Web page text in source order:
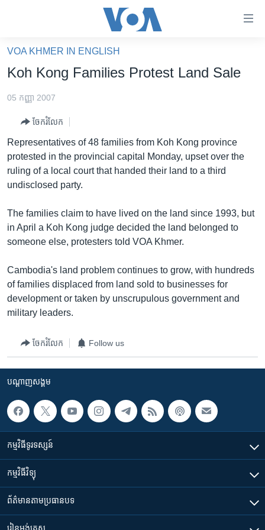
គេហទំព័រ​
ទាក់ទង
និង​
ទំព័រ​
ព័ត៌មាន​​
តែ​
ម្តង
និង​
ចូល​
ទៅ​
រចនា
សម្ព័ន្ធ​
រំលង​
និង​
ស្វែង​
អាមេរិក
ចិន
ហេឡូវីអូអេ
កម្ពុជាច្នៃប្រតិដ្ឋ
ព្រឹត្តិការណ៍ព័ត៌មាន
ទូរទស្សន៍ / វីដេអូ​
វិទ្យុ / ផតខាសថ៍
Khmer English
បណ្តាញ​សង្គម
VOA KHMER IN ENGLISH
Koh Kong Families Protest Land Sale
05 កញ្ញា 2007
ចែករំលែក
Representatives of 48 families from Koh Kong province
protested in the provincial capital Monday, upset over the
ruling of a local court that handed their land to a third
undisclosed party.
The families claim to have lived on the land since 1993, but
in April a Koh Kong judge decided the land belonged to
someone else, protesters told VOA Khmer.
Cambodia's land problem continues to grow, with hundreds
of families displaced from land sold to businesses for
development or taken by unscrupulous government and
military leaders.
ចែករំលែក Follow us
បណ្តាញ​សង្គម
កម្មវិធី​ទូរទស្សន៍
កម្មវិធី​វិទ្យុ
ព័ត៌មាន​តាមប្រធានបទ​